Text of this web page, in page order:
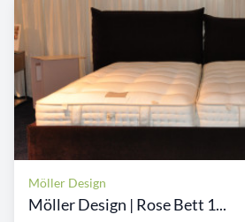
Möller Design
Möller Design | Rose Bett 1...